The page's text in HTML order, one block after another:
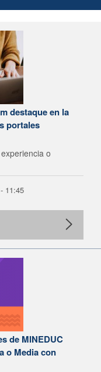
destaque en la
portales
o
11:45
de MINEDUC
o Media con